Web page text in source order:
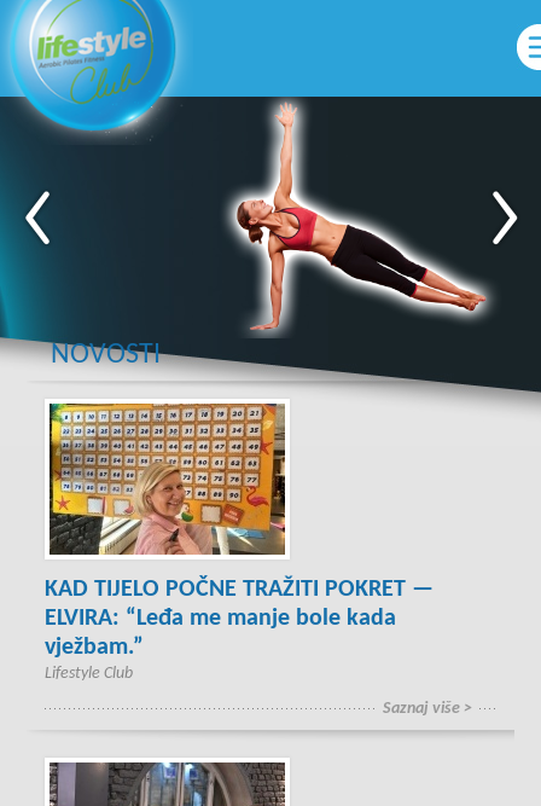
NOVOSTI
KAD TIJELO POČNE TRAŽITI POKRET —
ELVIRA: “Leđa me manje bole kada
vježbam.”
Lifestyle Club
Saznaj više >